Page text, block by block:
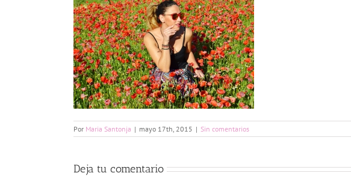
Por Maria Santonja | mayo 17th, 2015 | Sin comentarios
Deja tu comentario